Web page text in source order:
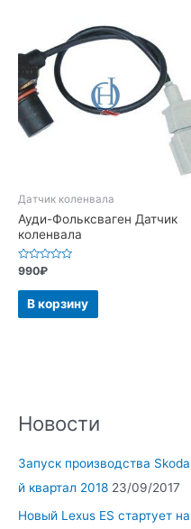
Новости
Запуск производства
й квартал 2018 23/09/2017
Новый Lexus ES стартует
Датчик коленвала
Ауди-Фольксваген Датчик
коленвала
Оценка
0
из
990₽
В корзину